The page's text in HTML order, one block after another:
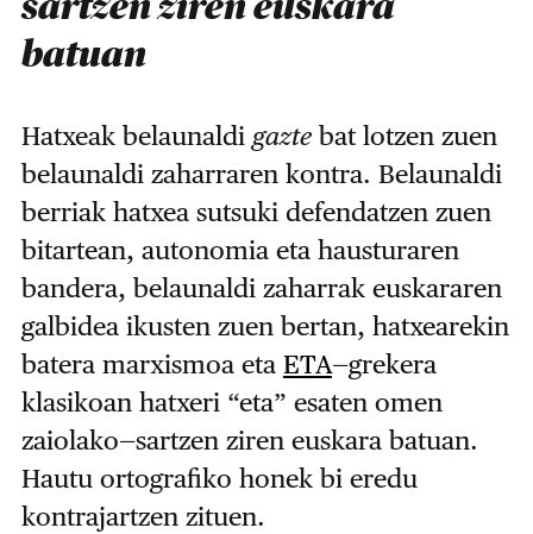
sartzen ziren euskara
batuan
Hatxeak belaunaldi gaztebat lotzen zuen
belaunaldi zaharraren kontra. Belaunaldi
berriak hatxea sutsuki defendatzen zuen
bitartean, autonomia eta hausturaren
bandera, belaunaldi zaharrak euskararen
galbidea ikusten zuen bertan, hatxearekin
batera marxismoa eta ETA—grekera
klasikoan hatxeri “eta” esaten omen
zaiolako—sartzen ziren euskara batuan.
Hautu ortografiko honek bi eredu
kontrajartzen zituen.